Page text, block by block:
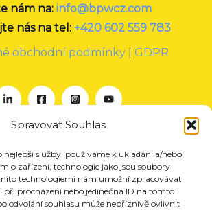
Spravovat Souhlas
služby, používáme k ukládání a/nebo
o zařízení, technologie jako jsou soubory
technologiemi nám umožní zpracovávat
při procházení nebo jedinečná ID na tomto
odvolání souhlasu může nepříznivě ovlivnit
nám na: info@bpwcz.com
nás na tel: +420 602 559 783
obchodní podmínky
GDPR
O nás
Projekty
Členství